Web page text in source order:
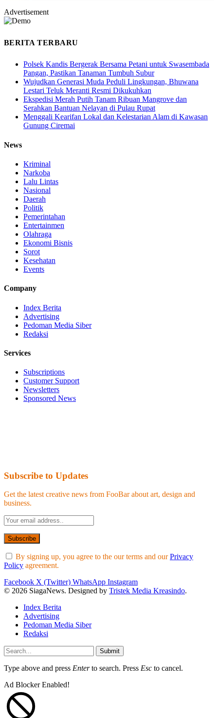
Advertisement
BERITA TERBARU
Polsek Kandis Bergerak Bersama Petani untuk Swasembada
Pangan, Pastikan Tanaman Tumbuh Subur
Wujudkan Generasi Muda Peduli Lingkungan, Bhuwana
Lestari Teluk Meranti Resmi Dikukuhkan
Ekspedisi Merah Putih Tanam Ribuan Mangrove dan
Serahkan Bantuan Nelayan di Pulau Rupat
Menggali Kearifan Lokal dan Kelestarian Alam di Kawasan
Gunung Ciremai
News
Kriminal
Narkoba
Lalu Lintas
Nasional
Daerah
Politik
Pemerintahan
Entertainmen
Olahraga
Ekonomi Bisnis
Sorot
Kesehatan
Events
Company
Index Berita
Advertising
Pedoman Media Siber
Redaksi
Services
Subscriptions
Customer Support
Newsletters
Sponsored News
Subscribe to Updates
Get the latest creative news from FooBar about art, design and
business.
By signing up, you agree to the our terms and ourPrivacy
Policy agreement.
Facebook X (Twitter) WhatsApp Instagram
© 2026 SiagaNews. Designed by Tristek Media Kreasindo.
Index Berita
Advertising
Pedoman Media Siber
Redaksi
Submit
Type above and press Enterto search. Press Esc to cancel.
Ad Blocker Enabled!